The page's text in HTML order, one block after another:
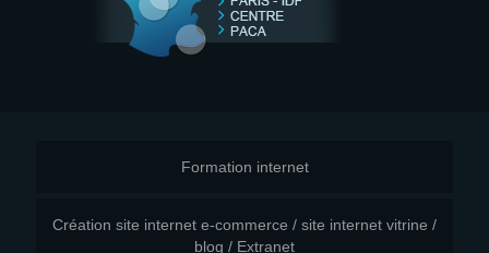
Formation internet
Création site internet e-commerce / site internet vitrine /
blog / Extranet